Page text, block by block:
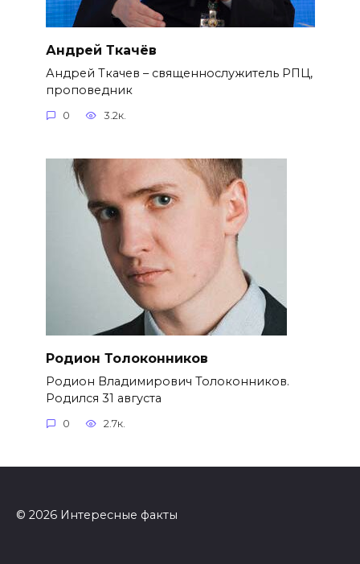
Андрей Ткачёв
Андрей Ткачев – священнослужитель РПЦ,
проповедник
0 3.2к.
Родион Толоконников
Родион Владимирович Толоконников.
Родился 31 августа
0 2.7к.
© 2026 Интересные факты